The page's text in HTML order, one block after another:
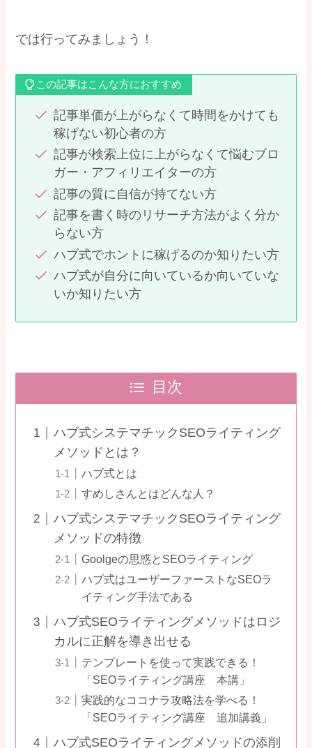
では行ってみましょう！
この記事はこんな方におすすめ
記事単価が上がらなくて時間をかけても
稼げない初心者の方
記事が検索上位に上がらなくて悩むブロ
ガー・アフィリエイターの方
記事の質に自信が持てない方
記事を書く時のリサーチ方法がよく分か
らない方
ハブ式でホントに稼げるのか知りたい方
ハブ式が自分に向いているか向いていな
いか知りたい方
目次
ハブ式システマチックSEOライティング
メソッドとは？
ハブ式とは
すめしさんとはどんな人？
ハブ式システマチックSEOライティング
メソッドの特徴
Goolgeの思惑とSEOライティング
ハブ式はユーザーファーストなSEOラ
イティング手法である
ハブ式SEOライティングメソッドはロジ
カルに正解を導き出せる
テンプレートを使って実践できる！
「SEOライティング講座 本講」
実践的なココナラ攻略法を学べる！
「SEOライティング講座 追加講義」
ハブ式SEOライティングメソッドの添削